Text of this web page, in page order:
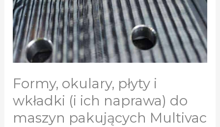
Formy, okulary, płyty i
wkładki (i ich naprawa) do
maszyn pakujących Multivac
Tiromat
,
Variovac
,
,Sealpack
,
Ilapak